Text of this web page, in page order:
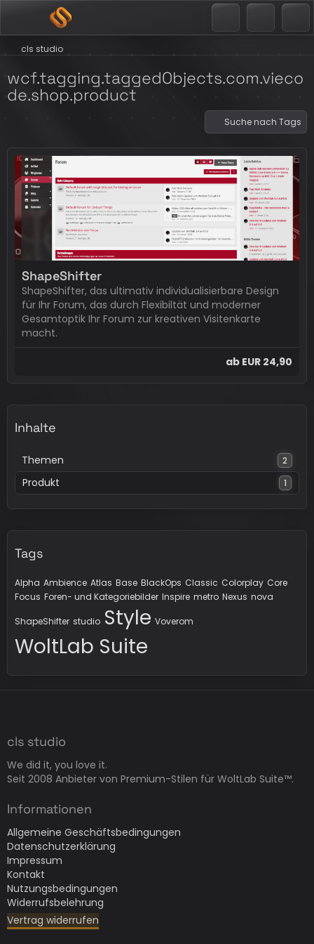
cls studio
wcf.tagging.taggedObjects.com.vieco
de.shop.product
Suche nach Tags
ShapeShifter
ShapeShifter, das ultimativ individualisierbare Design
für Ihr Forum, das durch Flexibiltät und moderner
Gesamtoptik Ihr Forum zur kreativen Visitenkarte
macht.
ab EUR 24,90
Inhalte
Themen 2
Produkt 1
Tags
Alpha Ambience Atlas Base BlackOps Classic Colorplay Core
Focus Foren- und Kategoriebilder Inspire metro Nexus nova
ShapeShifter studio Style Voverom
WoltLab Suite
cls studio
We did it, you love it.
Seit 2008 Anbieter von Premium-Stilen für WoltLab Suite™.
Informationen
Allgemeine Geschäftsbedingungen
Datenschutzerklärung
Impressum
Kontakt
Nutzungsbedingungen
Widerrufsbelehrung
Vertrag widerrufen